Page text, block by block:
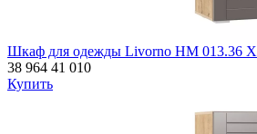
Шкаф для одежды Livorno НМ 013.36 Х
38 964 41 010
Купить